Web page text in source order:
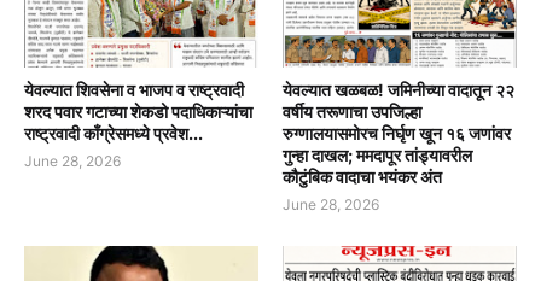
येवल्यात शिवसेना व भाजप व राष्ट्रवादी
शरद पवार गटाच्या शेकडो पदाधिकाऱ्यांचा
राष्ट्रवादी काँग्रेसमध्ये प्रवेश...
June 28, 2026
येवल्यात खळबळ! जमिनीच्या वादातून २२
वर्षीय तरूणाचा उपजिल्हा
रुग्णालयासमोरच निर्घृण खून १६ जणांवर
गुन्हा दाखल; ममदापूर तांड्यावरील
कौटुंबिक वादाचा भयंकर अंत
June 28, 2026